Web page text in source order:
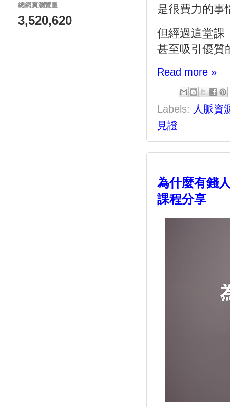
是很費力的事
但經過這堂課
甚至吸引優質
Read more »
Labels: 人脈資
見證
為什麼有錢
課程分享
總網頁瀏覽量
3,520,620